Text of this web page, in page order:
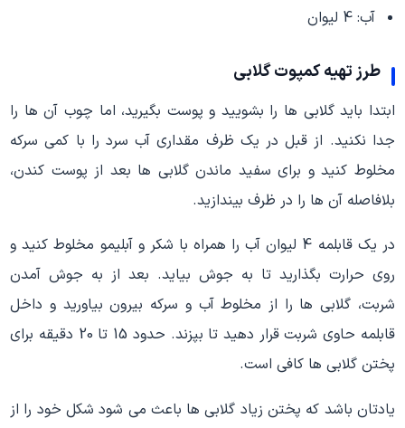
آب: 4 لیوان
طرز تهیه کمپوت گلابی
ابتدا باید گلابی ها را بشویید و پوست بگیرید، اما چوب آن ها را
جدا نکنید. از قبل در یک ظرف مقداری آب سرد را با کمی سرکه
مخلوط کنید و برای سفید ماندن گلابی ها بعد از پوست کندن،
بلافاصله آن ها را در ظرف بیندازید.
در یک قابلمه 4 لیوان آب را همراه با شکر و آبلیمو مخلوط کنید و
روی حرارت بگذارید تا به جوش بیاید. بعد از به جوش آمدن
شربت، گلابی ها را از مخلوط آب و سرکه بیرون بیاورید و داخل
قابلمه حاوی شربت قرار دهید تا بپزند. حدود 15 تا 20 دقیقه برای
پختن گلابی ها کافی است.
یادتان باشد که پختن زیاد گلابی ها باعث می شود شکل خود را از